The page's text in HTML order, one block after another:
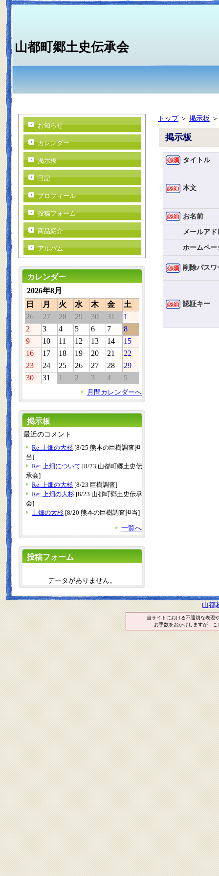
山都町郷土史伝承会
トップ＞ 掲示板
掲示板
タイトル
本文
お名前
メールアド
ホームペー
削除パスワ
認証キー
お知らせ
カレンダー
掲示板
日記
プロフィール
投稿フォーム
商品紹介
アルバム
カレンダー
2026年8月
日
月 火 水 木 金
土
26
27 28 29 30 31
1
2
3 4 5 6 7
8
9
10 11 12 13 14
15
16
17 18 19 20 21
22
23
24 25 26 27 28
29
30
31 1 2 3 4 5
月間カレンダーへ
掲示板
最近のコメント
Re:上畑の大杉 [8/25 熊本の巨樹調査担
当]
Re: 上畑について [8/23 山都町郷土史伝
承会]
Re:上畑の大杉 [8/23 巨樹調査]
Re: 上畑の大杉 [8/23 山都町郷土史伝承
会]
上畑の大杉 [8/20 熊本の巨樹調査担当]
一覧へ
投稿フォーム
データがありません。
山都
当サイトにおける不適切な表現
お手数をおかけしますが、こ